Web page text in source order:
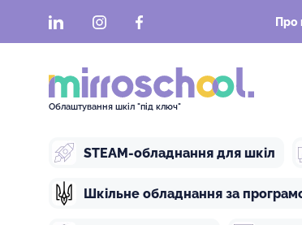
LinkedInInstagramFacebook Про
Облаштування шкіл "під ключ"
STEAM-обладнання для шкіл
Шкільне обладнання за